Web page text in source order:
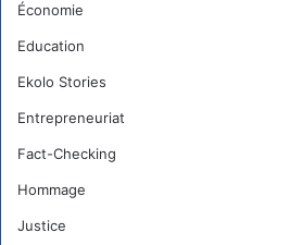
Économie
Education
Ekolo Stories
Entrepreneuriat
Fact-Checking
Hommage
Justice